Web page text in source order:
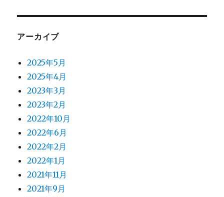
アーカイブ
2025年5月
2025年4月
2023年3月
2023年2月
2022年10月
2022年6月
2022年2月
2022年1月
2021年11月
2021年9月